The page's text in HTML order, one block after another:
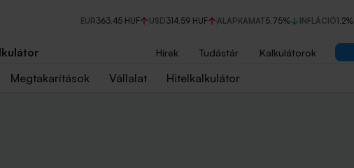
EUR363,45 HUF USD314,59 HUF ALAPKAMAT5,75% INFLÁCIÓ1,2%
Hírek Tudástár Kalkulátorok
Megtakarítások Vállalat Hitelkalkulátor